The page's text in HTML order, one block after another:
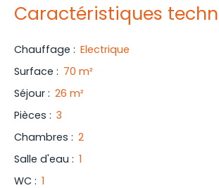
Caractéristiques
Chauffage : Electrique
Surface : 70 m²
Séjour : 26 m²
Pièces : 3
Chambres : 2
Salle d'eau : 1
WC : 1